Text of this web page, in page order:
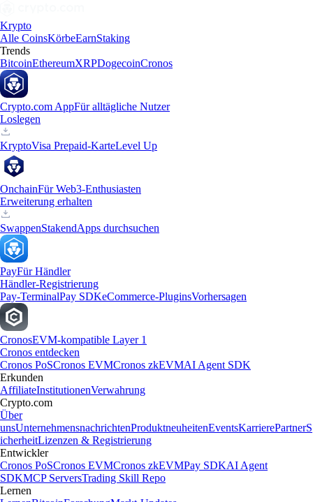
Krypto
Alle CoinsKörbeEarnStaking
Trends
BitcoinEthereumXRPDogecoinCronos
Crypto.com AppFür alltägliche Nutzer
Loslegen
KryptoVisa Prepaid-KarteLevel Up
OnchainFür Web3-Enthusiasten
Erweiterung erhalten
SwappenStakendApps durchsuchen
PayFür Händler
Händler-Registrierung
Pay-TerminalPay SDKeCommerce-PluginsVorhersagen
CronosEVM-kompatible Layer 1
Cronos entdecken
Cronos PoSCronos EVMCronos zkEVMAI Agent SDK
Erkunden
AffiliateInstitutionenVerwahrung
Crypto.com
Über
unsUnternehmensnachrichtenProduktneuheitenEventsKarrierePartnerS
icherheitLizenzen & Registrierung
Entwickler
Cronos PoSCronos EVMCronos zkEVMPay SDKAI Agent
SDKMCP ServersTrading Skill Repo
Lernen